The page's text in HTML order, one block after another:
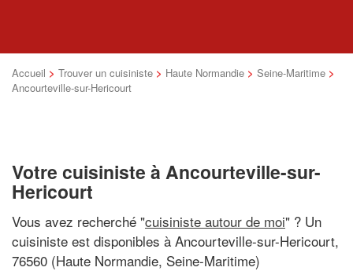
Accueil > Trouver un cuisiniste > Haute Normandie > Seine-Maritime >
Ancourteville-sur-Hericourt
Votre cuisiniste à Ancourteville-sur-
Hericourt
Vous avez recherché "cuisiniste autour de moi" ? Un
cuisiniste est disponibles à Ancourteville-sur-Hericourt,
76560 (Haute Normandie, Seine-Maritime)